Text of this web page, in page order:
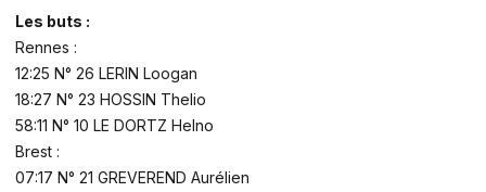
Les buts :
Rennes :
12:25 N° 26 LERIN Loogan
18:27 N° 23 HOSSIN Thelio
58:11 N° 10 LE DORTZ Helno
Brest :
07:17 N° 21 GREVEREND Aurélien